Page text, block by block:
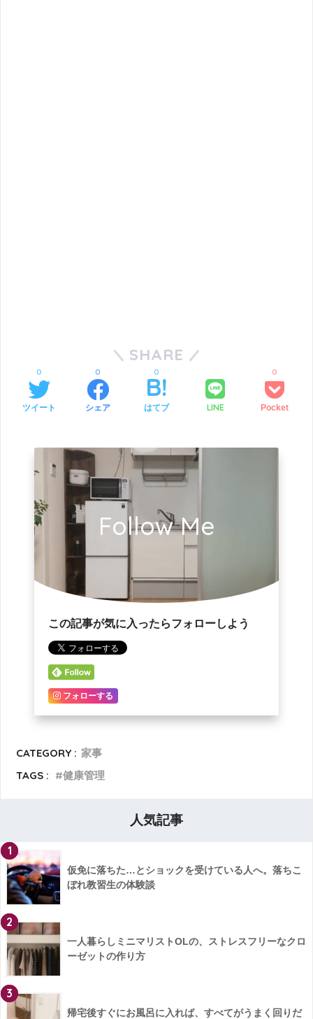
SHARE
ツイート
0
シェア
0
はてブ
0
LINE Pocket
0
Follow Me
この記事が気に入ったらフォローしよう
フォローする
CATEGORY : 家事
TAGS :
健康管理
人気記事
1
仮免に落ちた…とショックを受けている人へ。落ちこ
ぼれ教習生の体験談
2
一人暮らしミニマリストOLの、ストレスフリーなクロ
ーゼットの作り方
3
帰宅後すぐにお風呂に入れば、すべてがうまく回りだ